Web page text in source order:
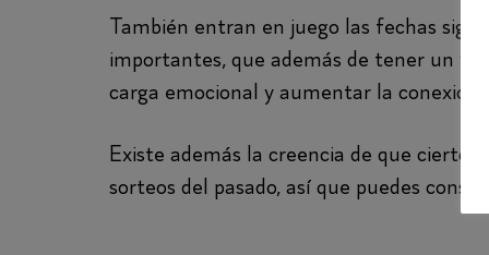
También entran en juego las fechas
importantes, que además de tener un
carga emocional y aumentar la conexión
Existe además la creencia de que ciertos
sorteos del pasado, así que puedes